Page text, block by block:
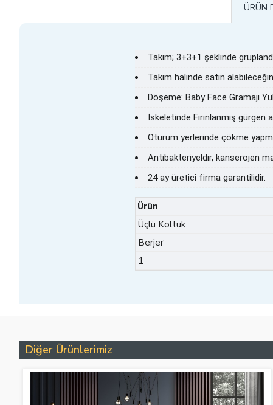
ÜRÜN
Takım; 3+3+1 şeklinde
Takım halinde satın
Döşeme: Baby Face Gramajı
İskeletinde Fırınlanmış gürgen
Oturum yerlerinde çökme
Antibakteriyeldir, kanserojen
24 ay üretici firma garantilidir.
Ürün
Üçlü Koltuk
Berjer
1
Diğer Ürünlerimiz